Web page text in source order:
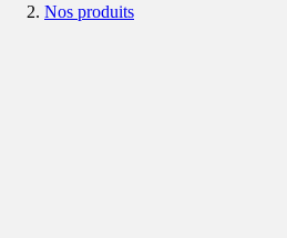
Nos produits